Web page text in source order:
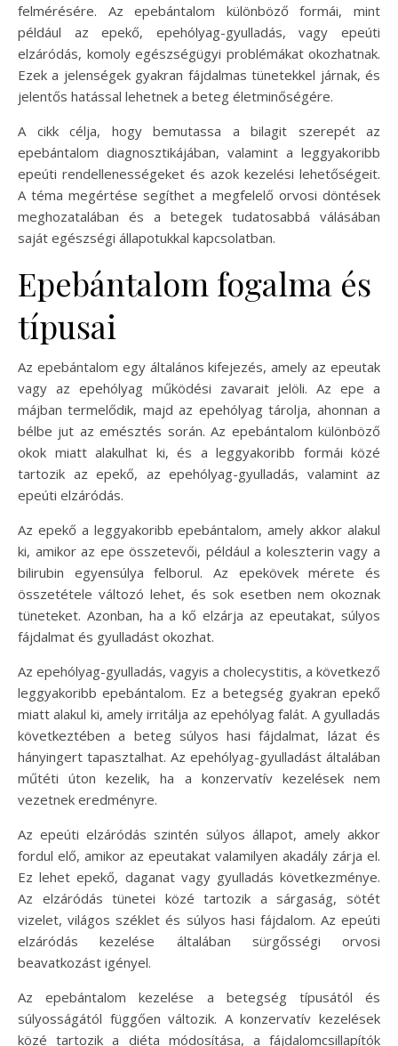
felmérésére. Az epebántalom különböző formái, mint
például az epekő, epehólyag-gyulladás, vagy epeúti
elzáródás, komoly egészségügyi problémákat okozhatnak.
Ezek a jelenségek gyakran fájdalmas tünetekkel járnak, és
jelentős hatással lehetnek a beteg életminőségére.
A cikk célja, hogy bemutassa a bilagit szerepét az
epebántalom diagnosztikájában, valamint a leggyakoribb
epeúti rendellenességeket és azok kezelési lehetőségeit.
A téma megértése segíthet a megfelelő orvosi döntések
meghozatalában és a betegek tudatosabbá válásában
saját egészségi állapotukkal kapcsolatban.
Epebántalom fogalma és
típusai
Az epebántalom egy általános kifejezés, amely az epeutak
vagy az epehólyag működési zavarait jelöli. Az epe a
májban termelődik, majd az epehólyag tárolja, ahonnan a
bélbe jut az emésztés során. Az epebántalom különböző
okok miatt alakulhat ki, és a leggyakoribb formái közé
tartozik az epekő, az epehólyag-gyulladás, valamint az
epeúti elzáródás.
Az epekő a leggyakoribb epebántalom, amely akkor alakul
ki, amikor az epe összetevői, például a koleszterin vagy a
bilirubin egyensúlya felborul. Az epekövek mérete és
összetétele változó lehet, és sok esetben nem okoznak
tüneteket. Azonban, ha a kő elzárja az epeutakat, súlyos
fájdalmat és gyulladást okozhat.
Az epehólyag-gyulladás, vagyis a cholecystitis, a következő
leggyakoribb epebántalom. Ez a betegség gyakran epekő
miatt alakul ki, amely irritálja az epehólyag falát. A gyulladás
következtében a beteg súlyos hasi fájdalmat, lázat és
hányingert tapasztalhat. Az epehólyag-gyulladást általában
műtéti úton kezelik, ha a konzervatív kezelések nem
vezetnek eredményre.
Az epeúti elzáródás szintén súlyos állapot, amely akkor
fordul elő, amikor az epeutakat valamilyen akadály zárja el.
Ez lehet epekő, daganat vagy gyulladás következménye.
Az elzáródás tünetei közé tartozik a sárgaság, sötét
vizelet, világos széklet és súlyos hasi fájdalom. Az epeúti
elzáródás kezelése általában sürgősségi orvosi
beavatkozást igényel.
Az epebántalom kezelése a betegség típusától és
súlyosságától függően változik. A konzervatív kezelések
közé tartozik a diéta módosítása, a fájdalomcsillapítók